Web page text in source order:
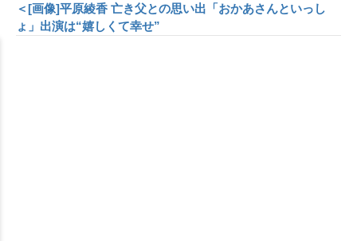
＜[画像]平原綾香 亡き父との思い出「おかあさんといっし
ょ」出演は“嬉しくて幸せ”